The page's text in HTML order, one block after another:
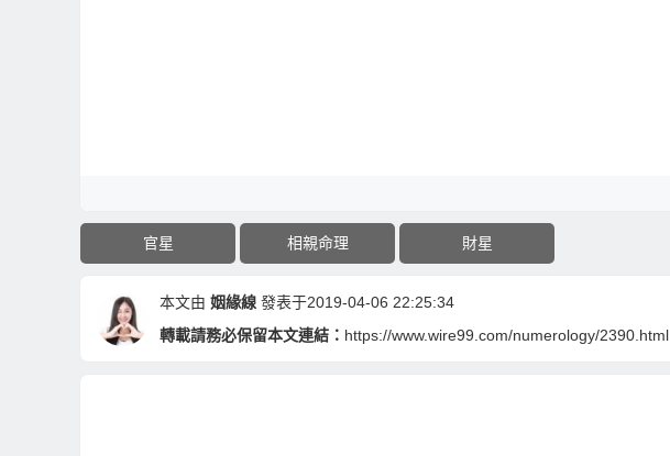
官星 相親命理 財星
本文由 姻緣線 發表于2019-04-06 22:25:34
轉載請務必保留本文連結： https://www.wire99.com/numerology/2390.html